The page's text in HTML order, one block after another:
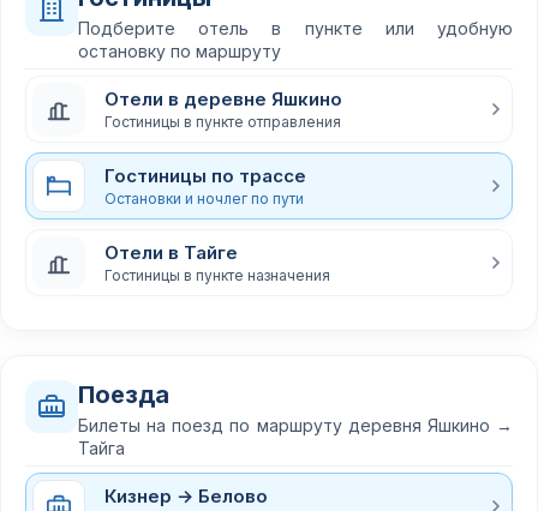
Подберите отель в пункте или удобную
остановку по маршруту
Отели в деревне Яшкино
Гостиницы в пункте отправления
Гостиницы по трассе
Остановки и ночлег по пути
Отели в Тайге
Гостиницы в пункте назначения
Поезда
Билеты на поезд по маршруту деревня Яшкино →
Тайга
Кизнер → Белово